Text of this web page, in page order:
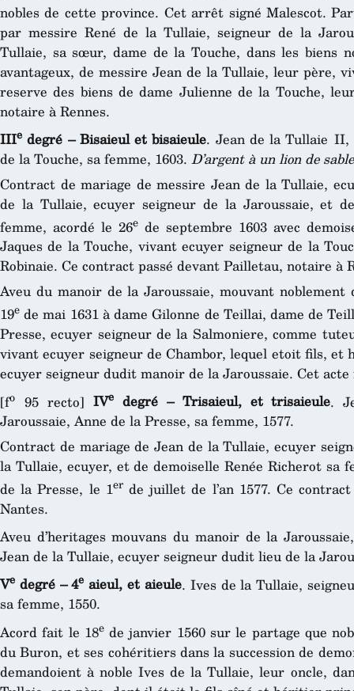
nobles de cette province. Cet arrêt signé Malescot.
par messire René de la Tullaie, seigneur de la
Tullaie, sa sœur, dame de la Touche, dans les biens
avantageux, de messire Jean de la Tullaie, leur père,
reserve des biens de dame Julienne de la Touche,
notaire à Rennes.
IIIe degré – Bisaieul et bisaieule. Jean de la Tullaie II,
de la Touche, sa femme, 1603. D’argent à un lion de
Contract de mariage de messire Jean de la Tullaie,
de la Tullaie, ecuyer seigneur de la Jaroussaie, et
femme, acordé le 26e de septembre 1603 avec
Jaques de la Touche, vivant ecuyer seigneur de la
Robinaie. Ce contract passé devant Pailletau, notaire à
Aveu du manoir de la Jaroussaie, mouvant
19e de mai 1631 à dame Gilonne de Teillai, dame de
Presse, ecuyer seigneur de la Salmoniere, comme
vivant ecuyer seigneur de Chambor, lequel etoit fils,
ecuyer seigneur dudit manoir de la Jaroussaie. Cet
[fo 95 recto] IVedegré – Trisaieul, et trisaieule.
Jaroussaie, Anne de la Presse, sa femme, 1577.
Contract de mariage de Jean de la Tullaie, ecuyer
la Tullaie, ecuyer, et de demoiselle Renée Richerot sa
de la Presse, le 1erde juillet de l’an 1577. Ce
Nantes.
Aveu d’heritages mouvans du manoir de la
Jean de la Tullaie, ecuyer seigneur dudit lieu de la
Ve degré – 4e aieul, et aieule. Ives de la Tullaie,
sa femme, 1550.
Acord fait le 18ede janvier 1560 sur le partage que
du Buron, et ses cohéritiers dans la succession de
demandoient à noble Ives de la Tullaie, leur oncle,